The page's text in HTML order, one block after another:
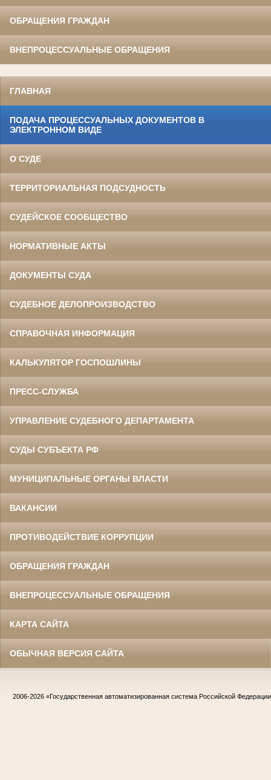
ОБРАЩЕНИЯ ГРАЖДАН
ВНЕПРОЦЕССУАЛЬНЫЕ ОБРАЩЕНИЯ
ГЛАВНАЯ
ПОДАЧА ПРОЦЕССУАЛЬНЫХ ДОКУМЕНТОВ В
ЭЛЕКТРОННОМ ВИДЕ
О СУДЕ
ТЕРРИТОРИАЛЬНАЯ ПОДСУДНОСТЬ
СУДЕЙСКОЕ СООБЩЕСТВО
НОРМАТИВНЫЕ АКТЫ
ДОКУМЕНТЫ СУДА
СУДЕБНОЕ ДЕЛОПРОИЗВОДСТВО
СПРАВОЧНАЯ ИНФОРМАЦИЯ
КАЛЬКУЛЯТОР ГОСПОШЛИНЫ
ПРЕСС-СЛУЖБА
УПРАВЛЕНИЕ СУДЕБНОГО ДЕПАРТАМЕНТА
СУДЫ СУБЪЕКТА РФ
МУНИЦИПАЛЬНЫЕ ОРГАНЫ ВЛАСТИ
ВАКАНСИИ
ПРОТИВОДЕЙСТВИЕ КОРРУПЦИИ
ОБРАЩЕНИЯ ГРАЖДАН
ВНЕПРОЦЕССУАЛЬНЫЕ ОБРАЩЕНИЯ
КАРТА САЙТА
ОБЫЧНАЯ ВЕРСИЯ САЙТА
2006-2026 «Государственная автоматизированная система Российской